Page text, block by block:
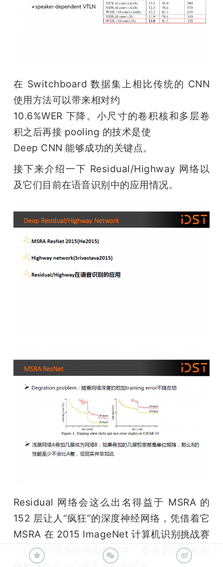
在 Switchboard 数据集上相比传统的 CNN
使用方法可以带来相对约
10.6%WER 下降。小尺寸的卷积核和多层卷
积之后再接 pooling 的技术是使
Deep CNN 能够成功的关键点。
接下来介绍一下 Residual/Highway 网络以
及它们目前在语音识别中的应用情况。
Residual 网络会这么出名得益于 MSRA 的
152 层让人“疯狂”的深度神经网络，凭借着它
MSRA 在 2015 ImageNet 计算机识别挑战赛
中以绝对优势获得图像分类、图像定位以及图